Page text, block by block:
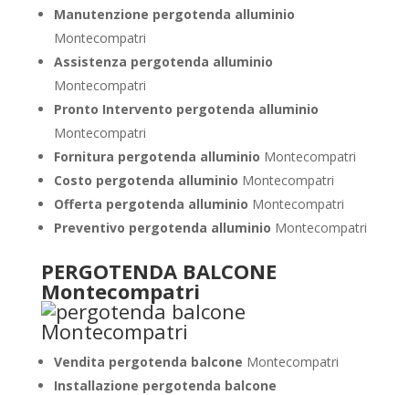
Manutenzione pergotenda alluminio
Montecompatri
Assistenza pergotenda alluminio
Montecompatri
Pronto Intervento pergotenda alluminio
Montecompatri
Fornitura pergotenda alluminio Montecompatri
Costo pergotenda alluminio Montecompatri
Offerta pergotenda alluminio Montecompatri
Preventivo pergotenda alluminio Montecompatri
PERGOTENDA BALCONE
Montecompatri
Vendita pergotenda balcone Montecompatri
Installazione pergotenda balcone